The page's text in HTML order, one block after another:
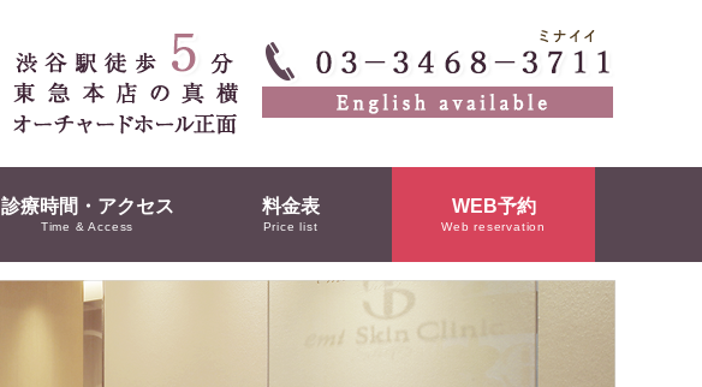
診療時間・アクセス
Time & Access
料金表
Price list
WEB予約
Web reservation